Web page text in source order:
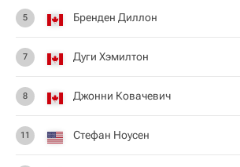
5 Бренден Диллон
7 Дуги Хэмилтон
8 Джонни Ковачевич
11 Стефан Ноусен